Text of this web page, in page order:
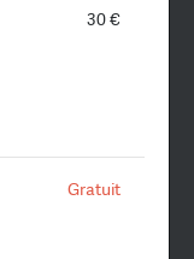
30 €
Gratuit